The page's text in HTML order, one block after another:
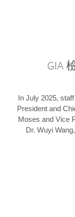
GIA
In July 2025,
President and
Moses and Vice
Dr. Wuyi